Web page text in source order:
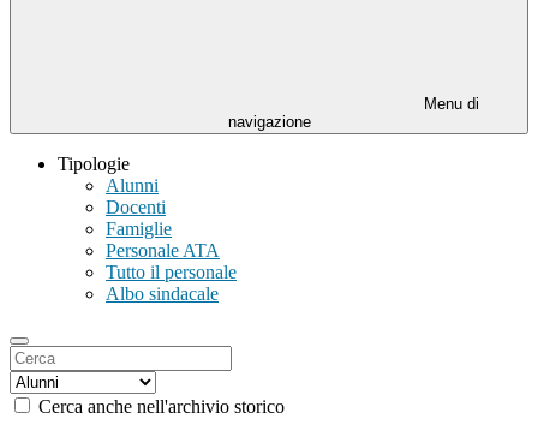
Menu di
navigazione
Tipologie
Alunni
Docenti
Famiglie
Personale ATA
Tutto il personale
Albo sindacale
Cerca anche nell'archivio storico